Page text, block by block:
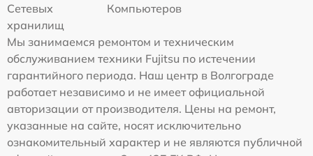
Сетевых
хранилищ
Компьютеров
Мы занимаемся ремонтом и техническим
обслуживанием техники Fujitsu по истечении
гарантийного периода. Наш центр в Волгограде
работает независимо и не имеет официальной
авторизации от производителя. Цены на ремонт,
указанные на сайте, носят исключительно
ознакомительный характер и не являются публичной